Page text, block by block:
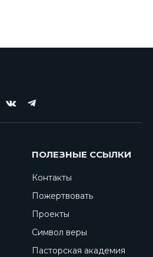
VKontakte
Telegram
ПОЛЕЗНЫЕ ССЫЛКИ
Контакты
Пожертвовать
Проекты
Символ веры
Пасторская академия